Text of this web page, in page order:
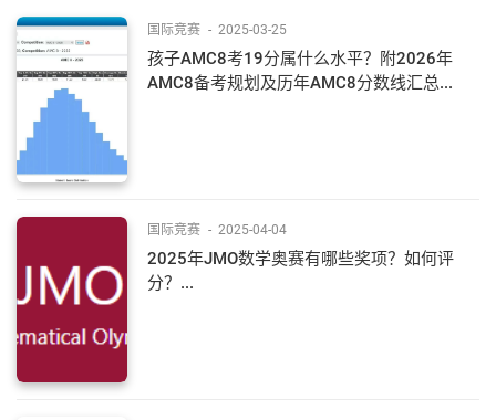
国际竞赛 - 2025-03-25
孩子AMC8考19分属什么水平？附2026年
AMC8备考规划及历年AMC8分数线汇总...
国际竞赛 - 2025-04-04
2025年JMO数学奥赛有哪些奖项？如何评
分？...